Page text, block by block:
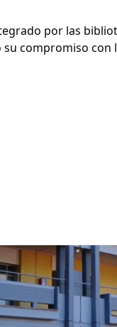
por las
compromiso con